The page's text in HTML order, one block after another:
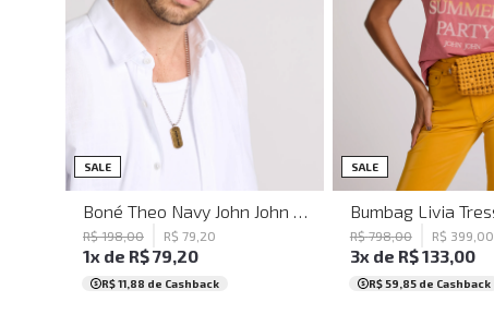
SALE UN
R$ 198,00 R$ 79 20
1x de R$79,20
R$ 11,88 de Cashback
SALE UN
R$ 798,00 R$ 399 00
3x de R$133,00
R$ 59,85de Cashback